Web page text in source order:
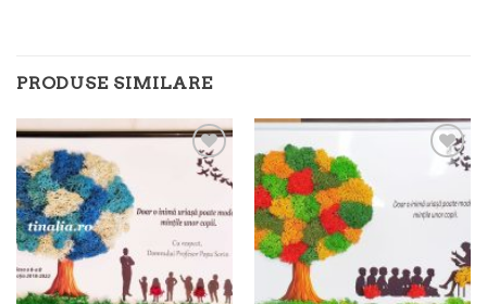
PRODUSE SIMILARE
Adaugare
la
favorite
Adaugare